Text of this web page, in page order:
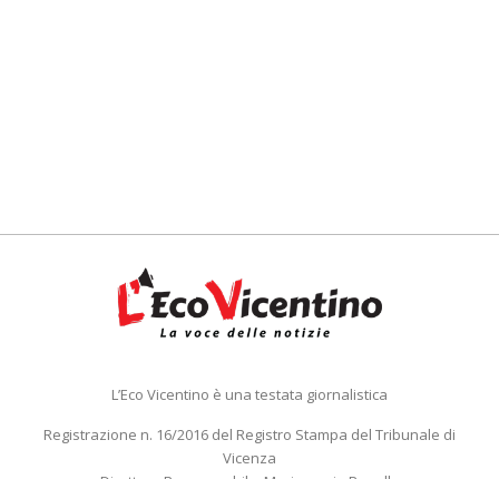
L’Eco Vicentino è una testata giornalistica
Registrazione n. 16/2016 del Registro Stampa del Tribunale di
Vicenza